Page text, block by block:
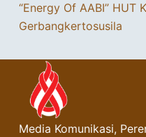
“Energy Of AABI” HUT
Gerbangkertosusila
Media Komunikasi,